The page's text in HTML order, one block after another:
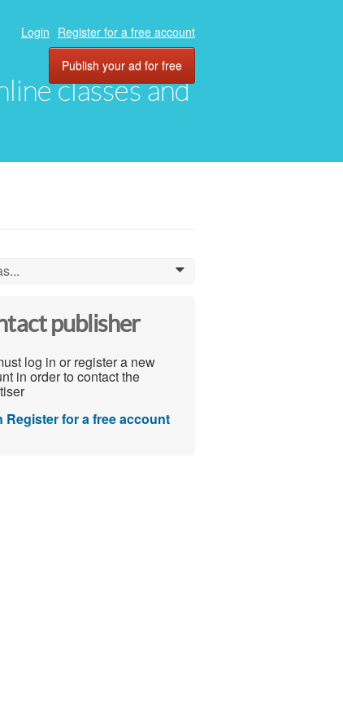
classes and
Login Register for a free account
Publish your ad for free
0
publisher
log in or register a new
in order to contact the
Register for a free account